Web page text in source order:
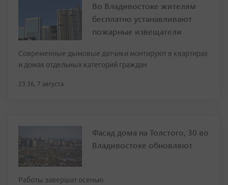
Во Владивостоке жителям
бесплатно устанавливают
пожарные извещатели
Современные дымовые датчики монтируют в квартирах
и домах отдельных категорий граждан
23:36, 7 августа
Фасад дома на Толстого, 30 во
Владивостоке обновляют
Работы завершат осенью